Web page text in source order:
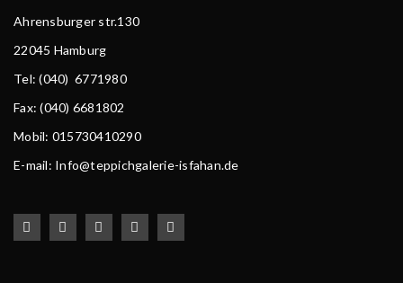
Ahrensburger str.130
22045 Hamburg
Tel: (040) 6771980
Fax: (040) 6681802
Mobil: 015730410290
E-mail: Info@teppichgalerie-isfahan.de